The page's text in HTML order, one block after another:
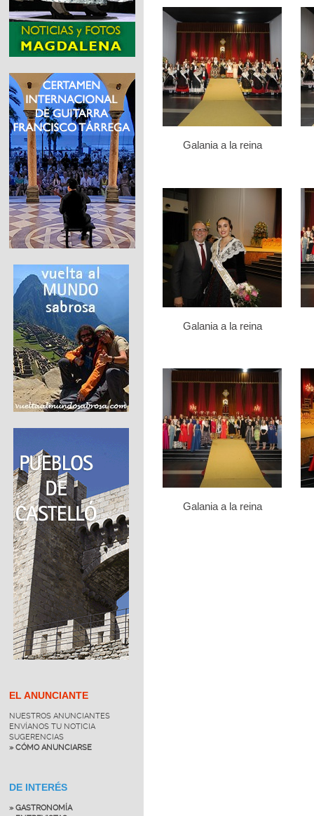
EL ANUNCIANTE
NUESTROS ANUNCIANTES
ENVÍANOS TU NOTICIA
SUGERENCIAS
» CÓMO ANUNCIARSE
DE INTERÉS
» GASTRONOMÍA
Galania a la reina
Galania a la reina
Galania a la reina